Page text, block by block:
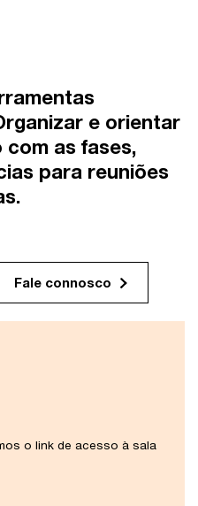
e orientar
com as fases,
para reuniões
Fale connosco
o link de acesso à sala